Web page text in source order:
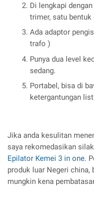
Di lengkapi
trimer, satu
Ada adaptor
trafo )
Punya dua level
sedang.
Portabel, bisa di
ketergantungan
Jika anda kesulitan
saya rekomedasikan
Epilator Kemei 3 in one.
produk luar Negeri
mungkin kena